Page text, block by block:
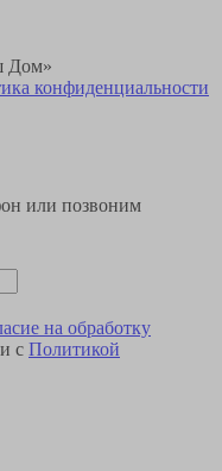
Дом»
конфиденциальности
или позвоним
на обработку
с Политикой